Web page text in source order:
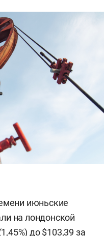
июньские
на лондонской
до $103,39 за